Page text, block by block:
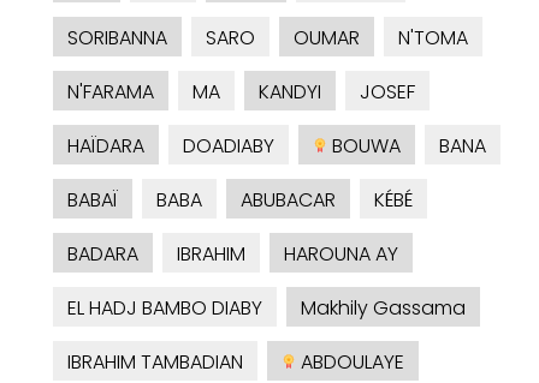
SORIBANNA
SARO OUMAR
N'TOMA
N'FARAMA
MA KANDYI
JOSEF
HAÏDARA
DOADIABY BOUWA
BANA
BABAÏ
BABA ABUBACAR
KÉBÉ
BADARA
IBRAHIM
HAROUNA AY
EL HADJ BAMBO DIABY
Makhily Gassama
IBRAHIM TAMBADIAN
ABDOULAYE